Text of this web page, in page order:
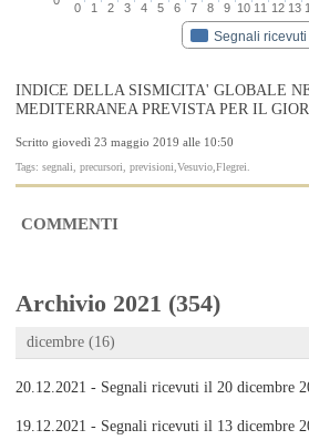
Segnali ricevuti
0 1 2 3 4 5 6 7 8 9 10 11 12 13
INDICE DELLA SISMICITA' GLOBALE
MEDITERRANEA PREVISTA PER IL
Scritto giovedì 23 maggio 2019 alle 10:50
Tags: segnali, precursori, previsioni,Vesuvio,Flegrei.
COMMENTI
Archivio 2021 (354)
dicembre (16)
20.12.2021 - Segnali ricevuti il 20 dicembre
19.12.2021 - Segnali ricevuti il 13 dicembre